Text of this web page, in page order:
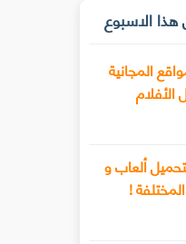
الاسبوع
المجانية
لتحميل ألعاب و
!